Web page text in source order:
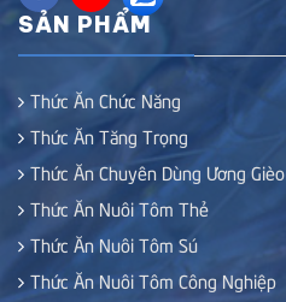
SẢN PHẨM
Thức Ăn Chức Năng
Thức Ăn Tăng Trọng
Thức Ăn Chuyên Dùng Ương Gièo
Thức Ăn Nuôi Tôm Thẻ
Thức Ăn Nuôi Tôm Sú
Thức Ăn Nuôi Tôm Công Nghiệp